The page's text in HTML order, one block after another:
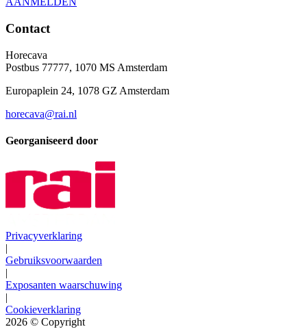
Contact
Horecava
Postbus 77777, 1070 MS Amsterdam
Europaplein 24, 1078 GZ Amsterdam
horecava@rai.nl
Georganiseerd door
Privacyverklaring
|
Gebruiksvoorwaarden
|
Exposanten waarschuwing
|
Cookieverklaring
2026 © Copyright